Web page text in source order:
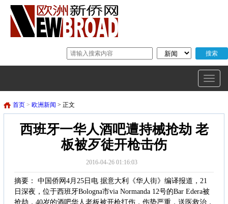
首页 > 欧洲新闻 > 正文
西班牙一华人酒吧遭持械抢劫 老
板被歹徒开枪击伤
2016-04-26 01:16:03
摘要： 中国侨网4月25日电 据意大利《华人街》编译报道，21
日深夜，位于西班牙Bologna市via Normanda 12号的Bar Edera被
抢劫，40岁的酒吧华人老板被开枪打伤，伤势严重，送医救治，